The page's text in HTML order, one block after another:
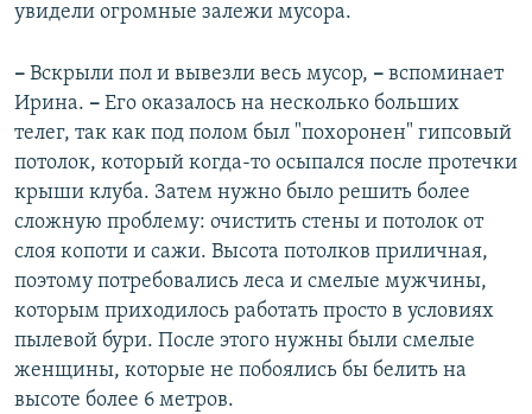
увидели огромные залежи мусора.
– Вскрыли пол и вывезли весь мусор, – вспоминает
Ирина. – Его оказалось на несколько больших
телег, так как под полом был "похоронен" гипсовый
потолок, который когда-то осыпался после протечки
крыши клуба. Затем нужно было решить более
сложную проблему: очистить стены и потолок от
слоя копоти и сажи. Высота потолков приличная,
поэтому потребовались леса и смелые мужчины,
которым приходилось работать просто в условиях
пылевой бури. После этого нужны были смелые
женщины, которые не побоялись бы белить на
высоте более 6 метров.